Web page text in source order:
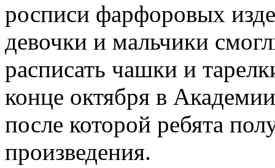
росписи фарфоровых
девочки и мальчики
расписать чашки и
конце октября в
после которой ребята
произведения.